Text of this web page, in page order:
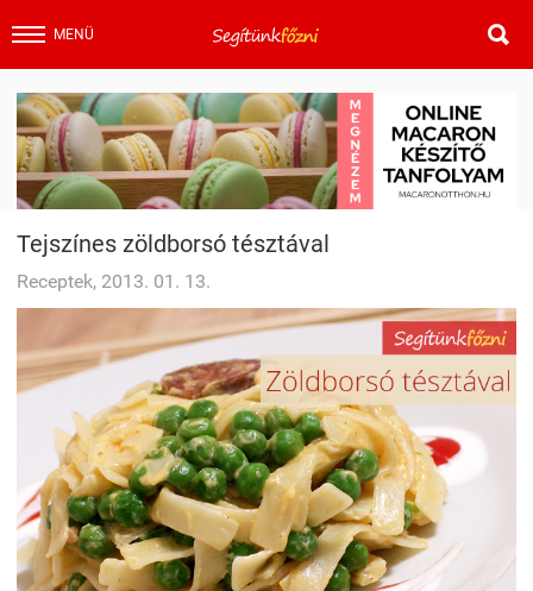
MENÜ 
Tejszínes zöldborsó tésztával
Receptek, 2013. 01. 13.